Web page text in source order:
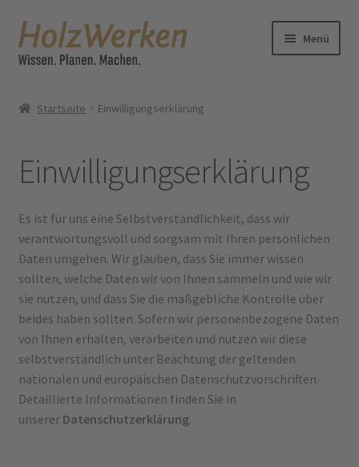
Zur
Navigation
springen
Zum
Inhalt
springen
Menü
Blog
Bücher
Zeitschrift
Shop
Startseite Einwilligungserklärung
Einwilligungserklärung
Es ist für uns eine Selbstverständlichkeit, dass wir
verantwortungsvoll und sorgsam mit Ihren persönlichen
Daten umgehen. Wir glauben, dass Sie immer wissen
sollten, welche Daten wir von Ihnen sammeln und wie wir
sie nutzen, und dass Sie die maßgebliche Kontrolle über
beides haben sollten. Sofern wir personenbezogene Daten
von Ihnen erhalten, verarbeiten und nutzen wir diese
selbstverständlich unter Beachtung der geltenden
nationalen und europäischen Datenschutzvorschriften.
Detaillierte Informationen finden Sie in
unserer Datenschutzerklärung.